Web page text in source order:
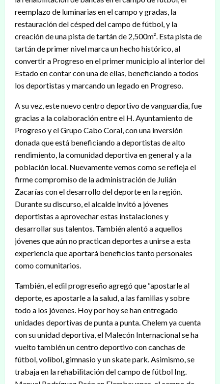
reemplazo de luminarias en el campo y gradas, la
restauración del césped del campo de fútbol, y la
creación de una pista de tartán de 2,500m². Esta pista de
tartán de primer nivel marca un hecho histórico, al
convertir a Progreso en el primer municipio al interior del
Estado en contar con una de ellas, beneficiando a todos
los deportistas y marcando un legado en Progreso.
A su vez, este nuevo centro deportivo de vanguardia, fue
gracias a la colaboración entre el H. Ayuntamiento de
Progreso y el Grupo Cabo Coral, con una inversión
donada que está beneficiando a deportistas de alto
rendimiento, la comunidad deportiva en general y a la
población local. Nuevamente vemos como se refleja el
firme compromiso de la administración de Julián
Zacarías con el desarrollo del deporte en la región.
Durante su discurso, el alcalde invitó a jóvenes
deportistas a aprovechar estas instalaciones y
desarrollar sus talentos. También alentó a aquellos
jóvenes que aún no practican deportes a unirse a esta
experiencia que aportará beneficios tanto personales
como comunitarios.
También, el edil progreseño agregó que “apostarle al
deporte, es apostarle a la salud, a las familias y sobre
todo a los jóvenes. Hoy por hoy se han entregado
unidades deportivas de punta a punta. Chelem ya cuenta
con su unidad deportiva, el Malecón Internacional se ha
vuelto también un centro deportivo con canchas de
fútbol, volibol, gimnasio y un skate park. Asimismo, se
trabaja en la rehabilitación del campo de fútbol Ing.